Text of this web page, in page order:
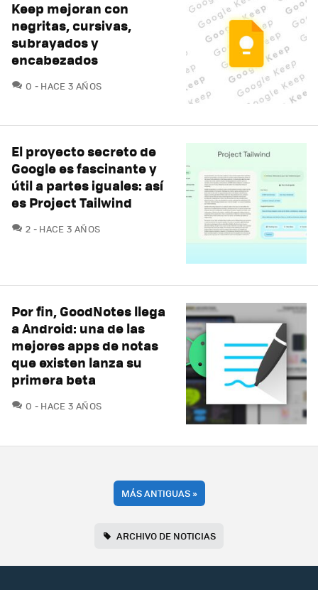
Keep mejoran con
negritas, cursivas,
subrayados y
encabezados
0 COMENTARIOS
HACE 3 AÑOS
El proyecto secreto de
Google es fascinante y
útil a partes iguales: así
es Project Tailwind
2 COMENTARIOS
HACE 3 AÑOS
Por fin, GoodNotes llega
a Android: una de las
mejores apps de notas
que existen lanza su
primera beta
0 COMENTARIOS
HACE 3 AÑOS
MÁS ANTIGUAS»
ARCHIVO DE NOTICIAS